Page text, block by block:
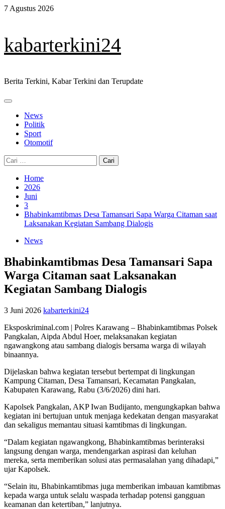
Skip
7 Agustus 2026
kabarterkini24
Berita Terkini, Kabar Terkini dan Terupdate
Primary
News
Politik
Sport
Otomotif
Cari
untuk:
Home
2026
Juni
3
Bhabinkamtibmas Desa Tamansari Sapa Warga Citaman saat
Laksanakan Kegiatan Sambang Dialogis
News
Bhabinkamtibmas Desa Tamansari Sapa
Warga Citaman saat Laksanakan
Kegiatan Sambang Dialogis
3 Juni 2026 kabarterkini24
Eksposkriminal.com | Polres Karawang – Bhabinkamtibmas Polsek
Pangkalan, Aipda Abdul Hoer, melaksanakan kegiatan
ngawangkong atau sambang dialogis bersama warga di wilayah
binaannya.
Dijelaskan bahwa kegiatan tersebut bertempat di lingkungan
Kampung Citaman, Desa Tamansari, Kecamatan Pangkalan,
Kabupaten Karawang, Rabu (3/6/2026) dini hari.
Kapolsek Pangkalan, AKP Iwan Budijanto, mengungkapkan bahwa
kegiatan ini bertujuan untuk menjaga kedekatan dengan masyarakat
dan sekaligus memantau situasi kamtibmas di lingkungan.
“Dalam kegiatan ngawangkong, Bhabinkamtibmas berinteraksi
langsung dengan warga, mendengarkan aspirasi dan keluhan
mereka, serta memberikan solusi atas permasalahan yang dihadapi,”
ujar Kapolsek.
“Selain itu, Bhabinkamtibmas juga memberikan imbauan kamtibmas
kepada warga untuk selalu waspada terhadap potensi gangguan
keamanan dan ketertiban,” lanjutnya.